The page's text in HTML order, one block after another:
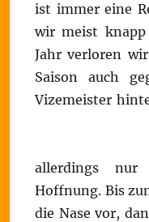
ist immer eine
wir meist knapp
Jahr verloren
Saison auch
Vizemeister
allerdings
Hoffnung. Bis
die Nase vor,